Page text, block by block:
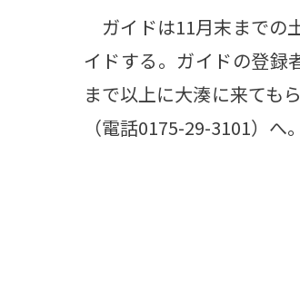
ガイドは11月末までの
イドする。ガイドの登録
まで以上に大湊に来ても
（電話0175-29-3101）へ。